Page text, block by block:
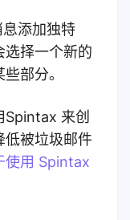
添加独特
选择一个新的
部分。
Spintax 来创
低被垃圾邮件
使用 Spintax